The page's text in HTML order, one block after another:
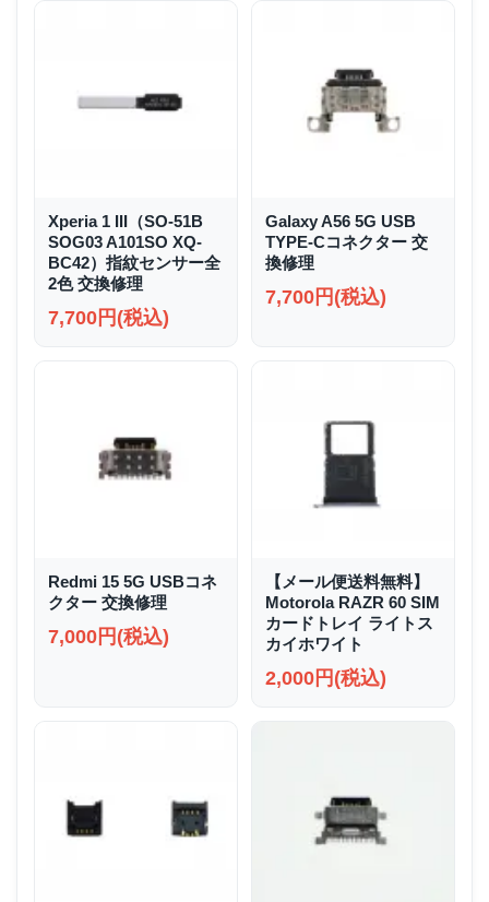
Xperia 1 III（SO-51B
SOG03 A101SO XQ-
BC42）指紋センサー全
2色 交換修理
7,700円(税込)
Galaxy A56 5G USB
TYPE-Cコネクター 交
換修理
7,700円(税込)
Redmi 15 5G USBコネ
クター 交換修理
7,000円(税込)
【メール便送料無料】
Motorola RAZR 60 SIM
カードトレイ ライトス
カイホワイト
2,000円(税込)